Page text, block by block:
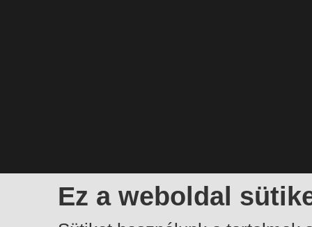
Ez a weboldal